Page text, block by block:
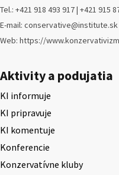
Tel.: +421 918 493 917 | +421 915
E-mail: conservative@institute.sk
Web: https://
Aktivity a podujatia
KI informuje
KI pripravuje
KI komentuje
Konferencie
Konzervatívne kluby